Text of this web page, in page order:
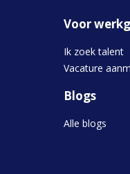
Voor
Ik zoek talent
Vacature
Blogs
Alle blogs